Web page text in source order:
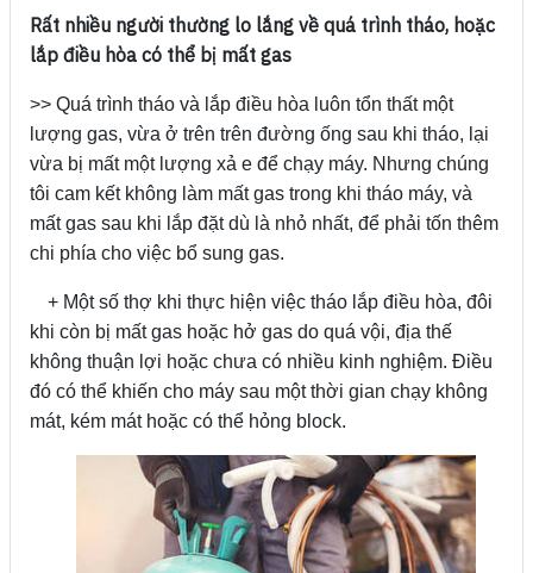
Rất nhiều người thường lo lắng về quá trình tháo, hoặc
lắp điều hòa có thể bị mất gas
>> Quá trình tháo và lắp điều hòa luôn tổn thất một
lượng gas, vừa ở trên trên đường ống sau khi tháo, lại
vừa bị mất một lượng xả e để chạy máy. Nhưng chúng
tôi cam kết không làm mất gas trong khi tháo máy, và
mất gas sau khi lắp đặt dù là nhỏ nhất, để phải tốn thêm
chi phía cho việc bổ sung gas.
+ Một số thợ khi thực hiện việc tháo lắp điều hòa, đôi
khi còn bị mất gas hoặc hở gas do quá vội, địa thế
không thuận lợi hoặc chưa có nhiều kinh nghiệm. Điều
đó có thể khiến cho máy sau một thời gian chạy không
mát, kém mát hoặc có thể hỏng block.